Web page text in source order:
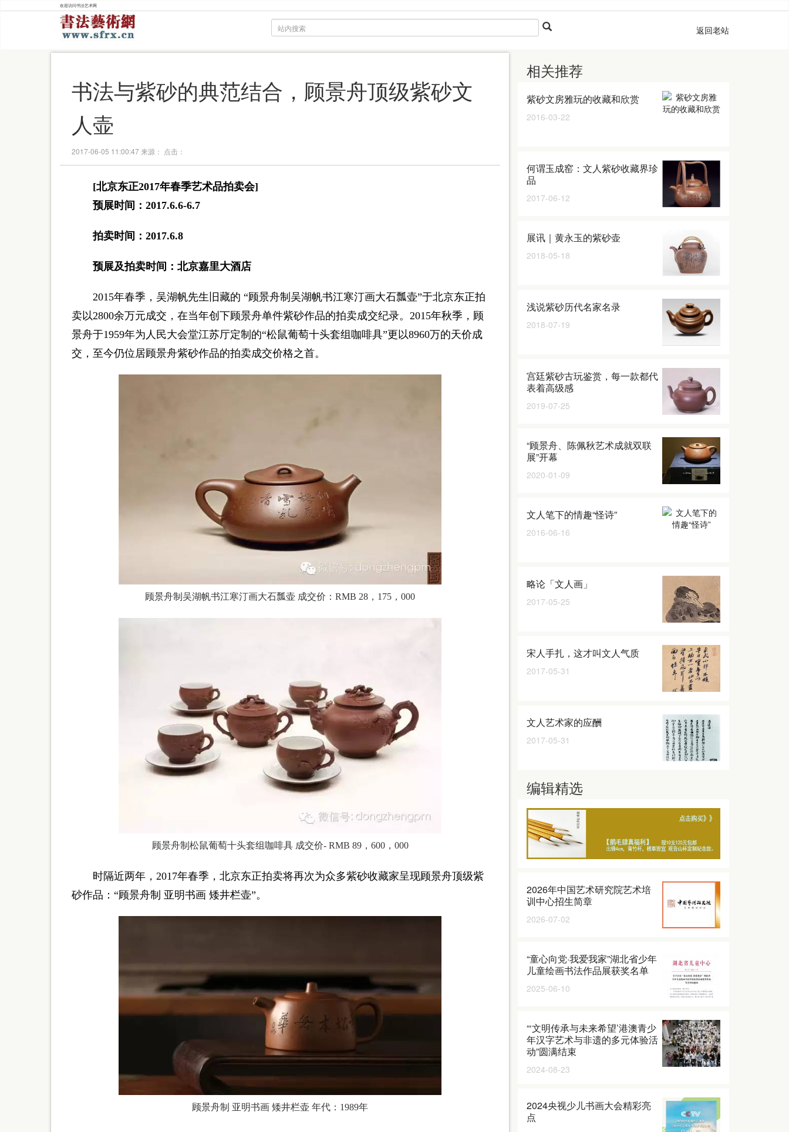
欢迎访问书法艺术网
返回老站
书法与紫砂的典范结合，顾景舟顶级紫砂文
人壶
2017-06-05 11:00:47 来源： 点击：
[北京东正2017年春季艺术品拍卖会]
预展时间：2017.6.6-6.7
拍卖时间：2017.6.8
预展及拍卖时间：北京嘉里大酒店
2015年春季，吴湖帆先生旧藏的 “顾景舟制吴湖帆书江寒汀画大石瓢壶”于北京东正拍
卖以2800余万元成交，在当年创下顾景舟单件紫砂作品的拍卖成交纪录。2015年秋季，顾
景舟于1959年为人民大会堂江苏厅定制的“松鼠葡萄十头套组咖啡具”更以8960万的天价成
交，至今仍位居顾景舟紫砂作品的拍卖成交价格之首。
顾景舟制吴湖帆书江寒汀画大石瓢壶 成交价：RMB 28，175，000
顾景舟制松鼠葡萄十头套组咖啡具 成交价- RMB 89，600，000
时隔近两年，2017年春季，北京东正拍卖将再次为众多紫砂收藏家呈现顾景舟顶级紫
砂作品：“顾景舟制 亚明书画 矮井栏壶”。
顾景舟制 亚明书画 矮井栏壶 年代：1989年
相关推荐
紫砂文房雅玩的收藏和欣赏
2016-03-22
何谓玉成窑：文人紫砂收藏界珍
品
2017-06-12
展讯｜黄永玉的紫砂壶
2018-05-18
浅说紫砂历代名家名录
2018-07-19
宫廷紫砂古玩鉴赏，每一款都代
表着高级感
2019-07-25
“顾景舟、陈佩秋艺术成就双联
展”开幕
2020-01-09
文人笔下的情趣“怪诗”
2016-06-16
略论「文人画」
2017-05-25
宋人手扎，这才叫文人气质
2017-05-31
文人艺术家的应酬
2017-05-31
编辑精选
2026年中国艺术研究院艺术培
训中心招生简章
2026-07-02
“童心向党·我爱我家”湖北省少年
儿童绘画书法作品展获奖名单
2025-06-10
“‘文明传承与未来希望’港澳青少
年汉字艺术与非遗的多元体验活
动”圆满结束
2024-08-23
2024央视少儿书画大会精彩亮
点